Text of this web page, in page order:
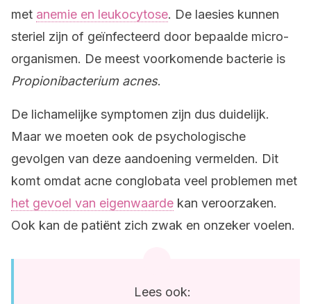
met anemie en leukocytose. De laesies kunnen
steriel zijn of geïnfecteerd door bepaalde micro-
organismen. De meest voorkomende bacterie is
Propionibacterium acnes.
De lichamelijke symptomen zijn dus duidelijk.
Maar we moeten ook de psychologische
gevolgen van deze aandoening vermelden. Dit
komt omdat acne conglobata veel problemen met
het gevoel van eigenwaarde kan veroorzaken.
Ook kan de patiënt zich zwak en onzeker voelen.
Lees ook: